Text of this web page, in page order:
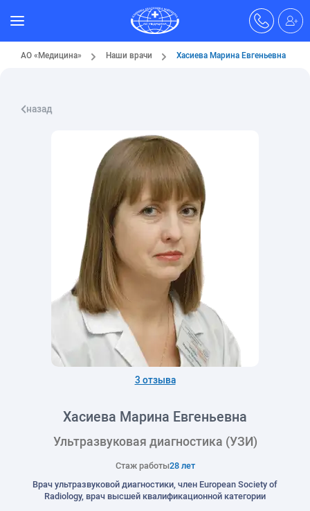
АО «Медицина» Наши врачи Хасиева Марина Евгеньевна
назад
3 отзыва
Хасиева Марина Евгеньевна
Ультразвуковая диагностика (УЗИ)
Стаж работы28 лет
Врач ультразвуковой диагностики, член European Society of
Radiology, врач высшей квалификационной категории